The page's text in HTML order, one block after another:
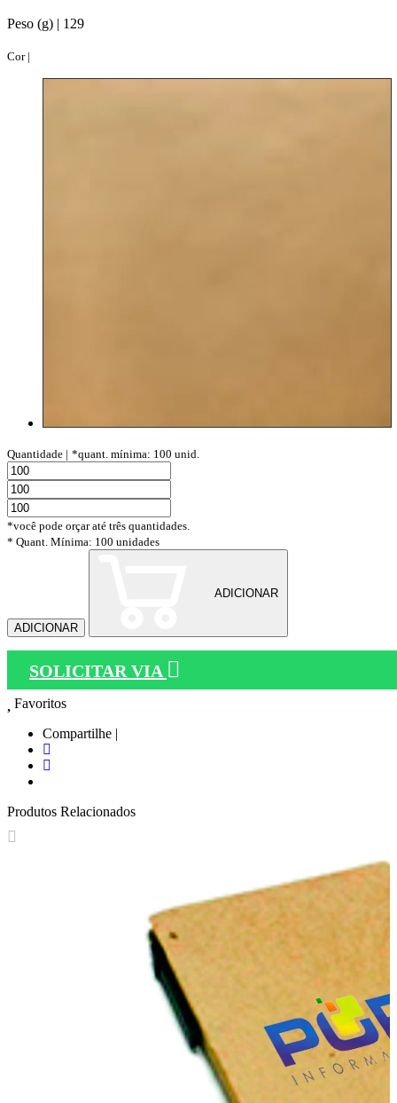
Peso (g) | 129
Cor |
Quantidade | *quant. mínima: 100 unid.
*você pode orçar até três quantidades.
* Quant. Mínima: 100 unidades
ADICIONAR
ADICIONAR
SOLICITAR VIA
Favoritos
Compartilhe |
Produtos Relacionados